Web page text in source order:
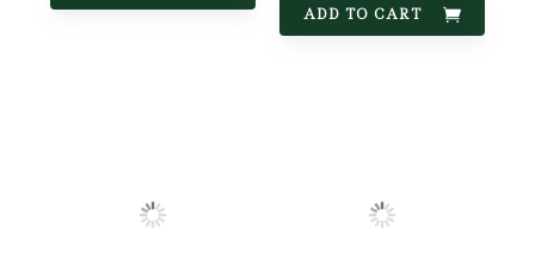
ADD TO CART